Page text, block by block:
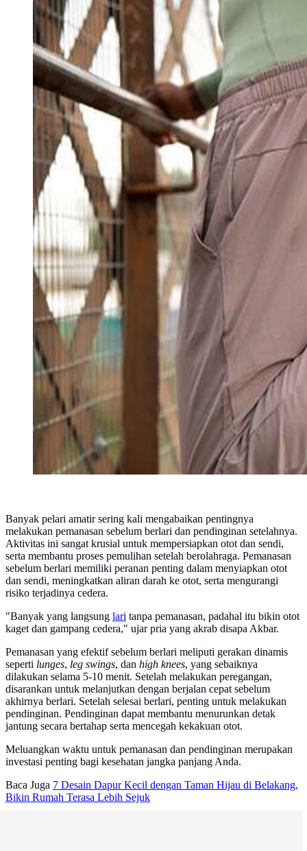
Banyak pelari amatir sering kali mengabaikan pentingnya
melakukan pemanasan sebelum berlari dan pendinginan setelahnya.
Aktivitas ini sangat krusial untuk mempersiapkan otot dan sendi,
serta membantu proses pemulihan setelah berolahraga. Pemanasan
sebelum berlari memiliki peranan penting dalam menyiapkan otot
dan sendi, meningkatkan aliran darah ke otot, serta mengurangi
risiko terjadinya cedera.
"Banyak yang langsung lari tanpa pemanasan, padahal itu bikin otot
kaget dan gampang cedera," ujar pria yang akrab disapa Akbar.
Pemanasan yang efektif sebelum berlari meliputi gerakan dinamis
seperti lunges, leg swings, dan high knees, yang sebaiknya
dilakukan selama 5-10 menit. Setelah melakukan peregangan,
disarankan untuk melanjutkan dengan berjalan cepat sebelum
akhirnya berlari. Setelah selesai berlari, penting untuk melakukan
pendinginan. Pendinginan dapat membantu menurunkan detak
jantung secara bertahap serta mencegah kekakuan otot.
Meluangkan waktu untuk pemanasan dan pendinginan merupakan
investasi penting bagi kesehatan jangka panjang Anda.
Baca Juga 7 Desain Dapur Kecil dengan Taman Hijau di Belakang,
Bikin Rumah Terasa Lebih Sejuk